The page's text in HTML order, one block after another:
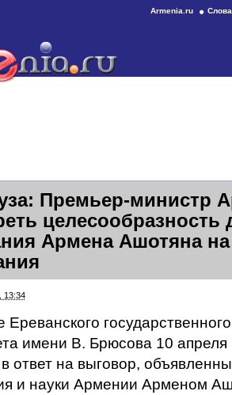
Armenia.ru
Премьер-министр
целесообразность
Армена Ашотяна на
13:34
Ереванского
имени В. Брюсова 10
ответ на выговор,
и науки Армении Арменом